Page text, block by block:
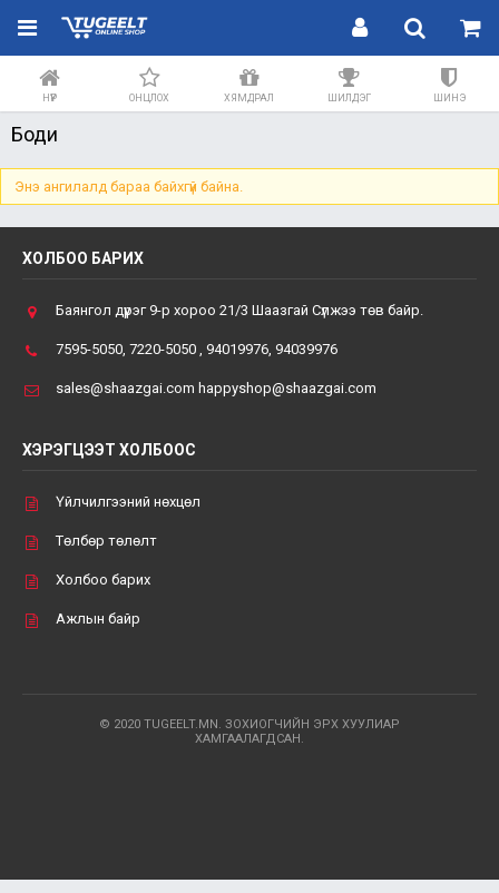
НҮҮР ОНЦЛОХ ХЯМДРАЛ ШИЛДЭГ ШИНЭ
Боди
Энэ ангилалд бараа байхгүй байна.
ХОЛБОО БАРИХ
Баянгол дүүрэг 9-р хороо 21/3 Шаазгай Сүлжээ төв байр.
7595-5050, 7220-5050 , 94019976, 94039976
sales@shaazgai.com happyshop@shaazgai.com
ХЭРЭГЦЭЭТ ХОЛБООС
Үйлчилгээний нөхцөл
Төлбөр төлөлт
Холбоо барих
Ажлын байр
© 2020 TUGEELT.MN. ЗОХИОГЧИЙН ЭРХ ХУУЛИАР
ХАМГААЛАГДСАН.